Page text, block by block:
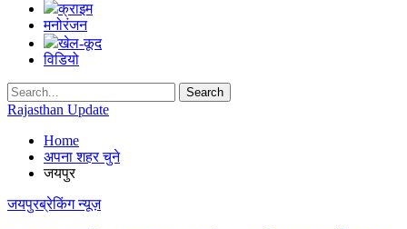
क्राइम
मनोरंजन
खेल-कूद
विडियो
Rajasthan Update
Home
अपना शहर चुने
जयपुर
जयपुरब्रेकिंग न्यूज़